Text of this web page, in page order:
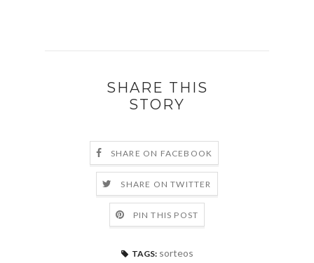
SHARE THIS
STORY
SHARE ON FACEBOOK
SHARE ON TWITTER
PIN THIS POST
TAGS: sorteos